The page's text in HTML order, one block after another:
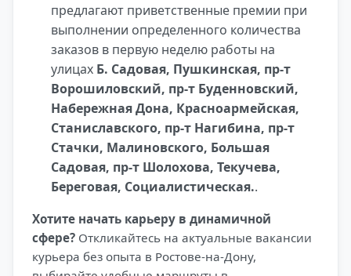
предлагают приветственные премии при
выполнении определенного количества
заказов в первую неделю работы на
улицах Б. Садовая, Пушкинская, пр-т
Ворошиловский, пр-т Буденновский,
Набережная Дона, Красноармейская,
Станиславского, пр-т Нагибина, пр-т
Стачки, Малиновского, Большая
Садовая, пр-т Шолохова, Текучева,
Береговая, Социалистическая..
Хотите начать карьеру в динамичной
сфере? Откликайтесь на актуальные вакансии
курьера без опыта в Ростове-на-Дону,